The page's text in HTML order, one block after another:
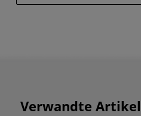
Verwandte Artikel